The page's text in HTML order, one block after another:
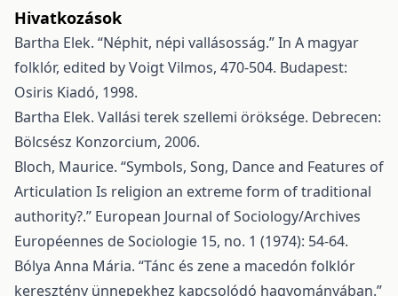
Hivatkozások
Bartha Elek. “Néphit, népi vallásosság.” In A magyar
folklór, edited by Voigt Vilmos, 470-504. Budapest:
Osiris Kiadó, 1998.
Bartha Elek. Vallási terek szellemi öröksége. Debrecen:
Bölcsész Konzorcium, 2006.
Bloch, Maurice. “Symbols, Song, Dance and Features of
Articulation Is religion an extreme form of traditional
authority?.” European Journal of Sociology/Archives
Européennes de Sociologie 15, no. 1 (1974): 54-64.
Bólya Anna Mária. “Tánc és zene a macedón folklór
keresztény ünnepekhez kapcsolódó hagyományában.”